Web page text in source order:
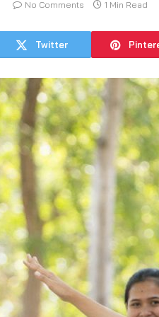
No Comments 1 Min Read
Twitter